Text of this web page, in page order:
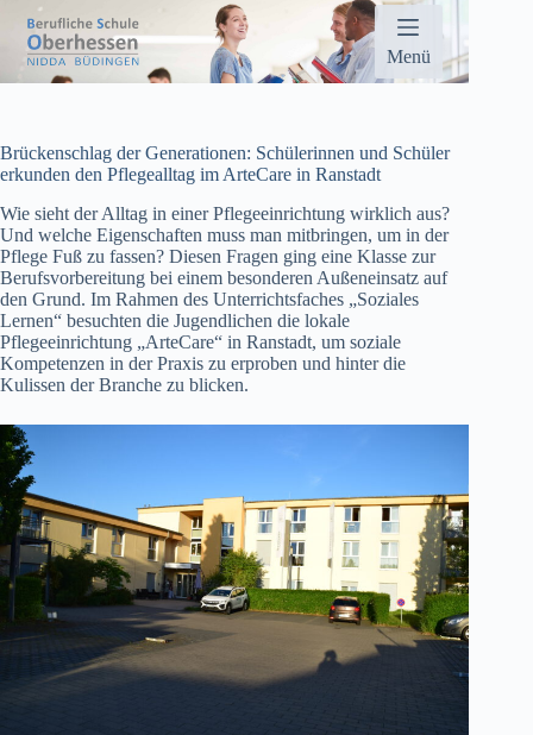
Inhalt
springen
Menü
Brückenschlag der Generationen: Schülerinnen und Schüler
erkunden den Pflegealltag im ArteCare in Ranstadt
Wie sieht der Alltag in einer Pflegeeinrichtung wirklich aus?
Und welche Eigenschaften muss man mitbringen, um in der
Pflege Fuß zu fassen? Diesen Fragen ging eine Klasse zur
Berufsvorbereitung bei einem besonderen Außeneinsatz auf
den Grund. Im Rahmen des Unterrichtsfaches „Soziales
Lernen“ besuchten die Jugendlichen die lokale
Pflegeeinrichtung „ArteCare“ in Ranstadt, um soziale
Kompetenzen in der Praxis zu erproben und hinter die
Kulissen der Branche zu blicken.